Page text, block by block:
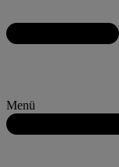
Menü